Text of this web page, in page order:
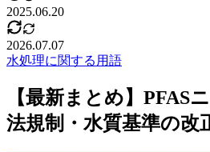
2025.06.20
2026.07.07
水処理に関する用語
【最新まとめ】PFAS
法規制・水質基準の改